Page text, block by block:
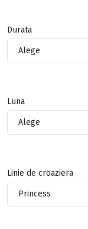
Durata
Alege
Luna
Alege
Linie de croaziera
Princess